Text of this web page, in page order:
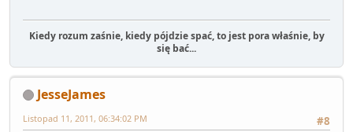
Kiedy rozum zaśnie, kiedy pójdzie spać, to jest pora właśnie, by
się bać...
JesseJames
#8
Listopad 11, 2011, 06:34:02 PM